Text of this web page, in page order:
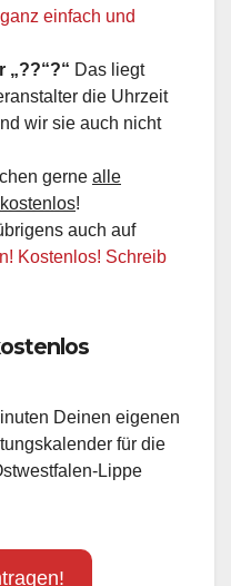
einfach und
„??“?“ Das liegt
die Uhrzeit
wir sie auch nicht
gerne alle
!
auch auf
Kostenlos! Schreib
Deinen eigenen
für die
Lippe